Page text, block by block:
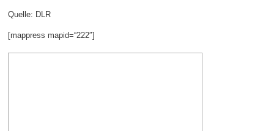
Quelle: DLR
[mappress mapid=“222″]